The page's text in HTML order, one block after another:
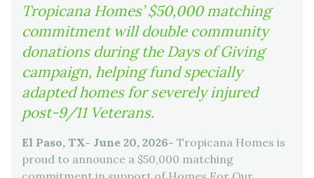
Tropicana Homes’ $50,000 matching
commitment will double community
donations during the Days of Giving
campaign, helping fund specially
adapted homes for severely injured
post-9/11 Veterans.
El Paso, TX- June 20, 2026- Tropicana Homes is
proud to announce a $50,000 matching